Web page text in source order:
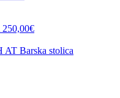
250,00€